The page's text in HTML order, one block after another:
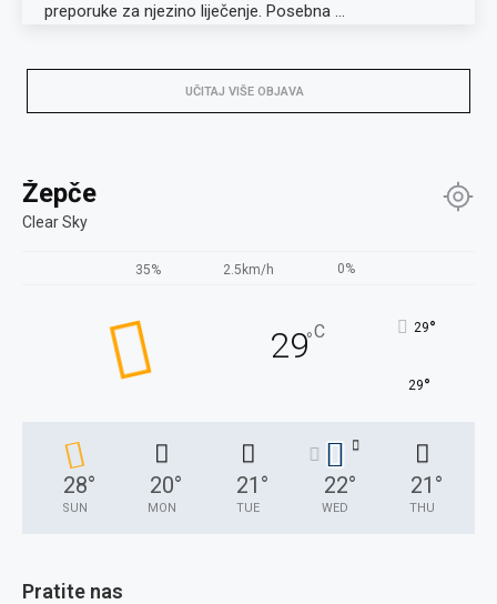
preporuke za njezino liječenje. Posebna …
UČITAJ VIŠE OBJAVA
Žepče
Clear Sky
35% 2.5km/h 0%
29°C 29°
29°
28°
SUN
20°
MON
21 °
TUE
22°
WED
21 °
THU
Pratite nas